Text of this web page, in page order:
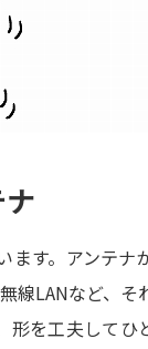
す。アンテナ
線LANなど、
を工夫してひ